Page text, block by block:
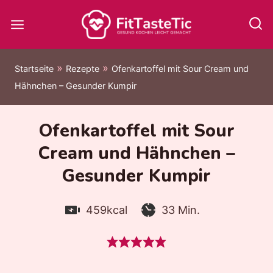
Inhalt
Startseite » Rezepte » Ofenkartoffel mit Sour Cream und
Hähnchen – Gesunder Kumpir
Ofenkartoffel mit Sour
Cream und Hähnchen –
Gesunder Kumpir
Kalorien:
459kcal Zubereitungszeit:
33Minuten
Min.